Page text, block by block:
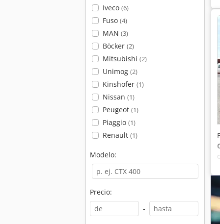
Iveco (6)
Fuso (4)
MAN (3)
Böcker (2)
Mitsubishi (2)
Unimog (2)
Kinshofer (1)
Nissan (1)
Peugeot (1)
Piaggio (1)
Renault (1)
Modelo:
Precio:
-